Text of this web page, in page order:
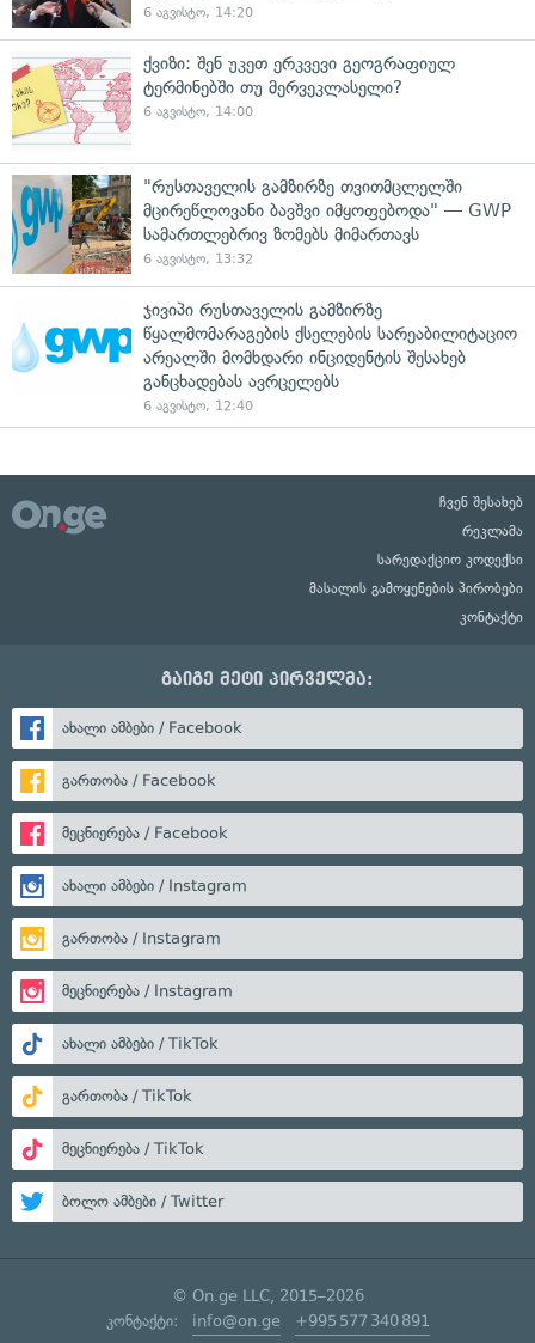
6 აგვისტო, 14:20
ქვიზი: შენ უკეთ ერკვევი გეოგრაფიულ
ტერმინებში თუ მერვეკლასელი?
6 აგვისტო, 14:00
"რუსთაველის გამზირზე თვითმცლელში
მცირეწლოვანი ბავშვი იმყოფებოდა" — GWP
სამართლებრივ ზომებს მიმართავს
6 აგვისტო, 13:32
ჯივიპი რუსთაველის გამზირზე
წყალმომარაგების ქსელების სარეაბილიტაციო
არეალში მომხდარი ინციდენტის შესახებ
განცხადებას ავრცელებს
6 აგვისტო, 12:40
ჩვენ შესახებ
რეკლამა
სარედაქციო კოდექსი
მასალის გამოყენების პირობები
კონტაქტი
გაიგე მეტი პირველმა:
ახალი ამბები / Facebook
გართობა / Facebook
მეცნიერება / Facebook
ახალი ამბები / Instagram
გართობა / Instagram
მეცნიერება / Instagram
ახალი ამბები / TikTok
გართობა / TikTok
მეცნიერება / TikTok
ბოლო ამბები / Twitter
© On.ge LLC, 2015–2026
კონტაქტი: info@on.ge +995 577 340 891